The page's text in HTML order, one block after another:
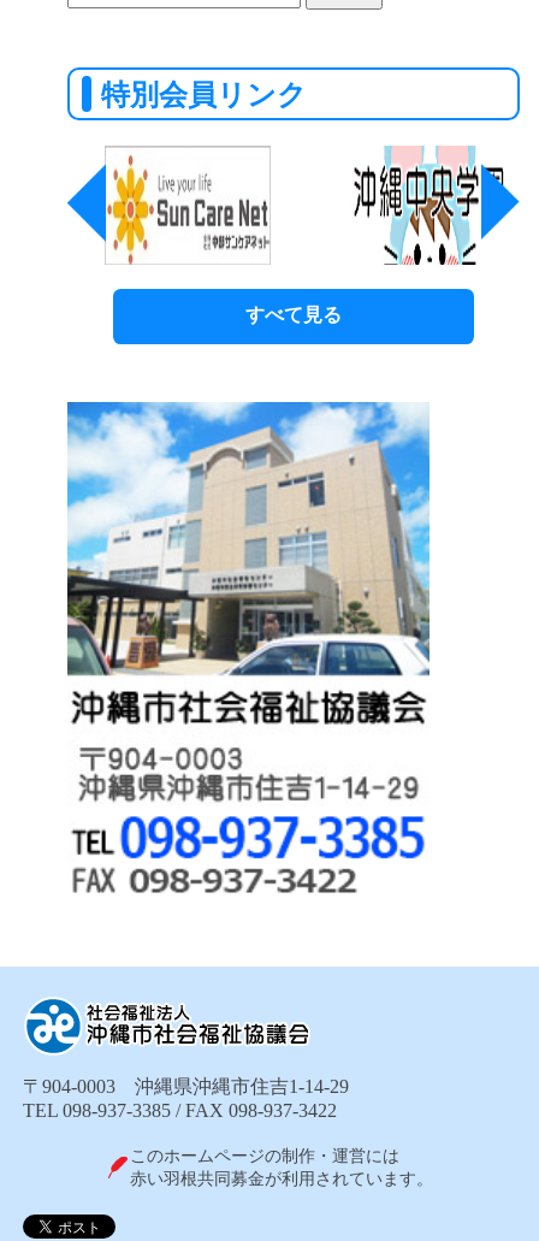
索:
特別会員リンク
すべて見る
〒904-0003 沖縄県沖縄市住吉1-14-29
TEL 098-937-3385 / FAX 098-937-3422
このホームページの制作・運営には
赤い羽根共同募金が利用されています。